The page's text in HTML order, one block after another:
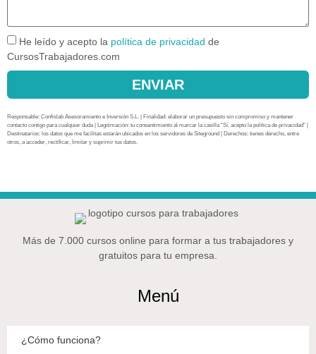
He leído y acepto la política de privacidad de
CursosTrabajadores.com
ENVIAR
Responsable: Confislab Asesoramiento e Inversión S.L. | Finalidad: elaborar un presupuesto sin compromiso y mantener
contacto contigo para cualquier duda | Legitimación: tu consentimiento al marcar la casilla “Sí, acepto la política de privacidad” |
Destinatarios: los datos que me facilitas estarán ubicados en los servidores de Siteground | Derechos: tienes derecho, entre
otros, a acceder, rectificar, limitar y suprimir tus datos.
Más de 7.000 cursos online para formar a tus trabajadores y
gratuitos para tu empresa.
Menú
¿Cómo funciona?